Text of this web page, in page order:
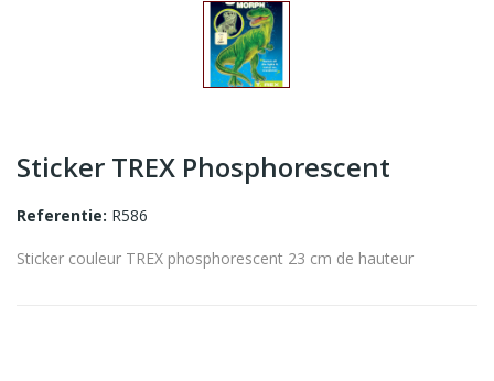
Sticker TREX Phosphorescent
Referentie: R586
Sticker couleur TREX phosphorescent 23 cm de hauteur